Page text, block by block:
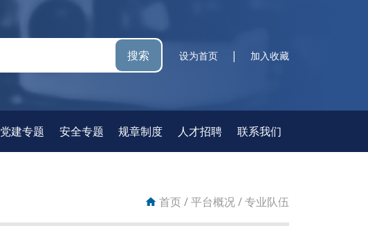
搜索 设为首页 | 加入收藏
党建专题 安全专题 规章制度 人才招聘 联系我们
首页/平台概况/专业队伍